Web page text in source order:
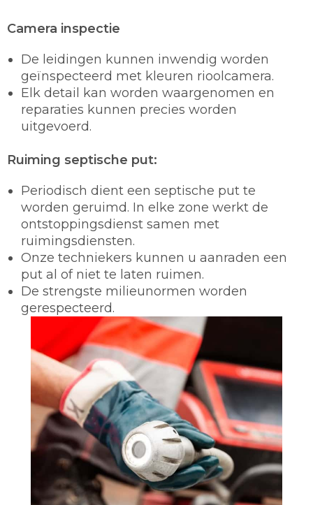
Camera inspectie
De leidingen kunnen inwendig worden
geïnspecteerd met kleuren rioolcamera.
Elk detail kan worden waargenomen en
reparaties kunnen precies worden
uitgevoerd.
Ruiming septische put:
Periodisch dient een septische put te
worden geruimd. In elke zone werkt de
ontstoppingsdienst samen met
ruimingsdiensten.
Onze techniekers kunnen u aanraden een
put al of niet te laten ruimen.
De strengste milieunormen worden
gerespecteerd.